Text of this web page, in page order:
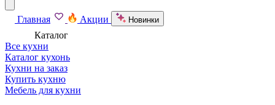
Главная Акции Новинки
Каталог
Все кухни
Каталог кухонь
Кухни на заказ
Купить кухню
Мебель для кухни